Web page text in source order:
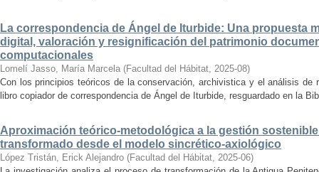
La correspondencia de Ángel de Iturbide: Una propuesta
digital, valoración y resignificación del patrimonio
computacionales
Lomelí Jasso, María Marcela (Facultad del Hábitat, 2025-08)
Con los principios teóricos de la conservación, archivistica y el análisis de
libro copiador de correspondencia de Ángel de Iturbide, resguardado en la
Aproximación teórico-metodológica a la gestión
transformado desde el modelo sincrético-axiológico
López Tristán, Erick Alejandro (Facultad del Hábitat, 2025-06)